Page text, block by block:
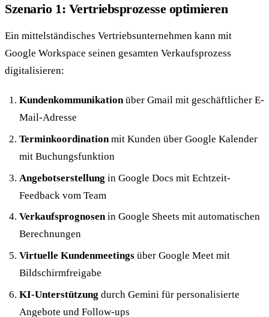
Szenario 1: Vertriebsprozesse optimieren
Ein mittelständisches Vertriebsunternehmen kann mit
Google Workspace seinen gesamten Verkaufsprozess
digitalisieren:
Kundenkommunikationüber Gmail mit geschäftlicher E-
Mail-Adresse
Terminkoordinationmit Kunden über Google Kalender
mit Buchungsfunktion
Angebotserstellung in Google Docs mit Echtzeit-
Feedback vom Team
Verkaufsprognosenin Google Sheets mit automatischen
Berechnungen
Virtuelle Kundenmeetingsüber Google Meet mit
Bildschirmfreigabe
KI-Unterstützung durch Gemini für personalisierte
Angebote und Follow-ups